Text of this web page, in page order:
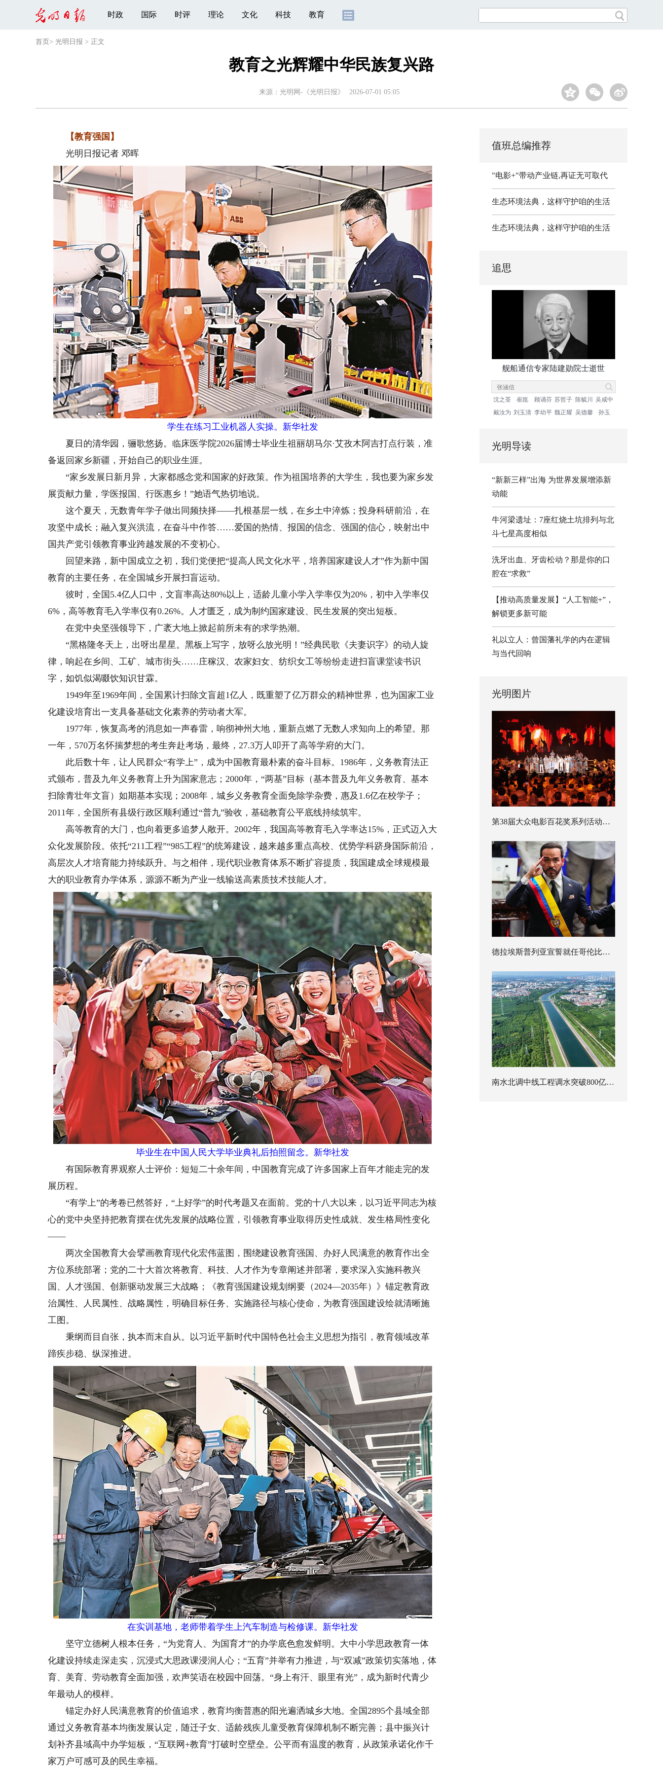
时政 国际 时评 理论 文化 科技 教育
首页 > 光明日报 > 正文
教育之光辉耀中华民族复兴路
来源： 光明网-《光明日报》 2026-07-01 05:05
【教育强国】
光明日报记者 邓晖
学生在练习工业机器人实操。新华社发
夏日的清华园，骊歌悠扬。临床医学院2026届博士毕业生祖丽胡马尔·艾孜木阿吉打点行装，准
备返回家乡新疆，开始自己的职业生涯。
“家乡发展日新月异，大家都感念党和国家的好政策。作为祖国培养的大学生，我也要为家乡发
展贡献力量，学医报国、行医惠乡！”她语气热切地说。
这个夏天，无数青年学子做出同频抉择——扎根基层一线，在乡土中淬炼；投身科研前沿，在
攻坚中成长；融入复兴洪流，在奋斗中作答……爱国的热情、报国的信念、强国的信心，映射出中
国共产党引领教育事业跨越发展的不变初心。
回望来路，新中国成立之初，我们党便把“提高人民文化水平，培养国家建设人才”作为新中国
教育的主要任务，在全国城乡开展扫盲运动。
彼时，全国5.4亿人口中，文盲率高达80%以上，适龄儿童小学入学率仅为20%，初中入学率仅
6%，高等教育毛入学率仅有0.26%。人才匮乏，成为制约国家建设、民生发展的突出短板。
在党中央坚强领导下，广袤大地上掀起前所未有的求学热潮。
“黑格隆冬天上，出呀出星星。黑板上写字，放呀么放光明！”经典民歌《夫妻识字》的动人旋
律，响起在乡间、工矿、城市街头……庄稼汉、农家妇女、纺织女工等纷纷走进扫盲课堂读书识
字，如饥似渴啜饮知识甘霖。
1949年至1969年间，全国累计扫除文盲超1亿人，既重塑了亿万群众的精神世界，也为国家工业
化建设培育出一支具备基础文化素养的劳动者大军。
1977年，恢复高考的消息如一声春雷，响彻神州大地，重新点燃了无数人求知向上的希望。那
一年，570万名怀揣梦想的考生奔赴考场，最终，27.3万人叩开了高等学府的大门。
此后数十年，让人民群众“有学上”，成为中国教育最朴素的奋斗目标。1986年，义务教育法正
式颁布，普及九年义务教育上升为国家意志；2000年，“两基”目标（基本普及九年义务教育、基本
扫除青壮年文盲）如期基本实现；2008年，城乡义务教育全面免除学杂费，惠及1.6亿在校学子；
2011年，全国所有县级行政区顺利通过“普九”验收，基础教育公平底线持续筑牢。
高等教育的大门，也向着更多追梦人敞开。2002年，我国高等教育毛入学率达15%，正式迈入大
众化发展阶段。依托“211工程”“985工程”的统筹建设，越来越多重点高校、优势学科跻身国际前沿，
高层次人才培育能力持续跃升。与之相伴，现代职业教育体系不断扩容提质，我国建成全球规模最
大的职业教育办学体系，源源不断为产业一线输送高素质技术技能人才。
毕业生在中国人民大学毕业典礼后拍照留念。新华社发
有国际教育界观察人士评价：短短二十余年间，中国教育完成了许多国家上百年才能走完的发
展历程。
“有学上”的考卷已然答好，“上好学”的时代考题又在面前。党的十八大以来，以习近平同志为核
心的党中央坚持把教育摆在优先发展的战略位置，引领教育事业取得历史性成就、发生格局性变化
——
两次全国教育大会擘画教育现代化宏伟蓝图，围绕建设教育强国、办好人民满意的教育作出全
方位系统部署；党的二十大首次将教育、科技、人才作为专章阐述并部署，要求深入实施科教兴
国、人才强国、创新驱动发展三大战略；《教育强国建设规划纲要（2024—2035年）》锚定教育政
治属性、人民属性、战略属性，明确目标任务、实施路径与核心使命，为教育强国建设绘就清晰施
工图。
秉纲而目自张，执本而末自从。以习近平新时代中国特色社会主义思想为指引，教育领域改革
蹄疾步稳、纵深推进。
在实训基地，老师带着学生上汽车制造与检修课。新华社发
坚守立德树人根本任务，“为党育人、为国育才”的办学底色愈发鲜明。大中小学思政教育一体
化建设持续走深走实，沉浸式大思政课浸润人心；“五育”并举有力推进，与“双减”政策切实落地，体
育、美育、劳动教育全面加强，欢声笑语在校园中回荡。“身上有汗、眼里有光”，成为新时代青少
年最动人的模样。
锚定办好人民满意教育的价值追求，教育均衡普惠的阳光遍洒城乡大地。全国2895个县域全部
通过义务教育基本均衡发展认定，随迁子女、适龄残疾儿童受教育保障机制不断完善；县中振兴计
划补齐县域高中办学短板，“互联网+教育”打破时空壁垒。公平而有温度的教育，从政策承诺化作千
家万户可感可及的民生幸福。
值班总编推荐
"电影+"带动产业链,再证无可取代
生态环境法典，这样守护咱的生活
生态环境法典，这样守护咱的生活
追思
舰船通信专家陆建勋院士逝世
沈之荃 崔崑 顾诵芬 苏哲子 陈毓川
吴咸中
戴汝为 刘玉清 李幼平 魏正耀 吴德馨 孙玉
光明导读
“新新三样”出海 为世界发展增添新
动能
牛河梁遗址：7座红烧土坑排列与北
斗七星高度相似
洗牙出血、牙齿松动？那是你的口
腔在“求救”
【推动高质量发展】“人工智能+”，
解锁更多新可能
礼以立人：曾国藩礼学的内在逻辑
与当代回响
光明图片
第38届大众电影百花奖系列活动开幕
德拉埃斯普列亚宣誓就任哥伦比亚总统
南水北调中线工程调水突破800亿立方米